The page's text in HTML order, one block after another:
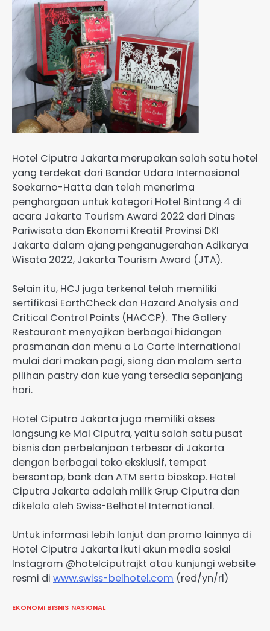
Hotel Ciputra Jakarta merupakan salah satu hotel
yang terdekat dari Bandar Udara Internasional
Soekarno-Hatta dan telah menerima
penghargaan untuk kategori Hotel Bintang 4 di
acara Jakarta Tourism Award 2022 dari Dinas
Pariwisata dan Ekonomi Kreatif Provinsi DKI
Jakarta dalam ajang penganugerahan Adikarya
Wisata 2022, Jakarta Tourism Award (JTA).
Selain itu, HCJ juga terkenal telah memiliki
sertifikasi EarthCheck dan Hazard Analysis and
Critical Control Points (HACCP). The Gallery
Restaurant menyajikan berbagai hidangan
prasmanan dan menu a La Carte International
mulai dari makan pagi, siang dan malam serta
pilihan pastry dan kue yang tersedia sepanjang
hari.
Hotel Ciputra Jakarta juga memiliki akses
langsung ke Mal Ciputra, yaitu salah satu pusat
bisnis dan perbelanjaan terbesar di Jakarta
dengan berbagai toko eksklusif, tempat
bersantap, bank dan ATM serta bioskop. Hotel
Ciputra Jakarta adalah milik Grup Ciputra dan
dikelola oleh Swiss-Belhotel International.
Untuk informasi lebih lanjut dan promo lainnya di
Hotel Ciputra Jakarta ikuti akun media sosial
Instagram @hotelciputrajkt atau kunjungi website
resmi di www.swiss-belhotel.com (red/yn/rl)
EKONOMI BISNIS NASIONAL